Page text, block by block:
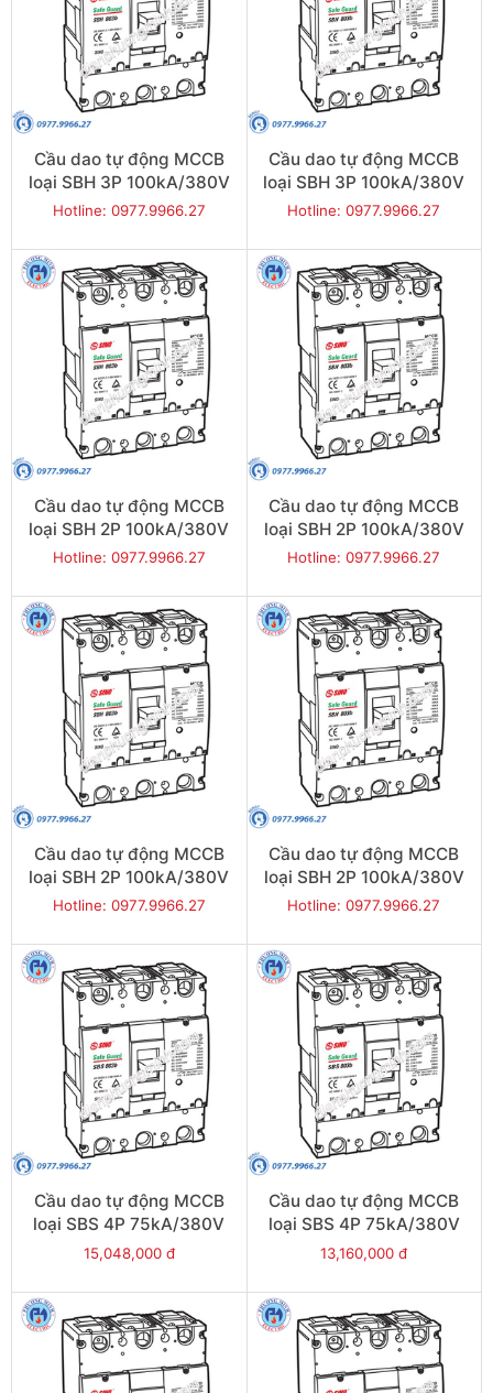
Cầu dao tự động MCCB
loại SBH 3P 100kA/380V
630A - Model
Hotline: 0977.9966.27
Cầu dao tự động MCCB
loại SBH 3P 100kA/380V
500A - Model
Hotline: 0977.9966.27
Cầu dao tự động MCCB
loại SBH 2P 100kA/380V
800A - Model
Hotline: 0977.9966.27
Cầu dao tự động MCCB
loại SBH 2P 100kA/380V
700A - Model
Hotline: 0977.9966.27
Cầu dao tự động MCCB
loại SBH 2P 100kA/380V
630A - Model
Hotline: 0977.9966.27
Cầu dao tự động MCCB
loại SBH 2P 100kA/380V
500A - Model
Hotline: 0977.9966.27
Cầu dao tự động MCCB
loại SBS 4P 75kA/380V
800A - Model
15,048,000 đ
Cầu dao tự động MCCB
loại SBS 4P 75kA/380V
700A - Model
13,160,000 đ